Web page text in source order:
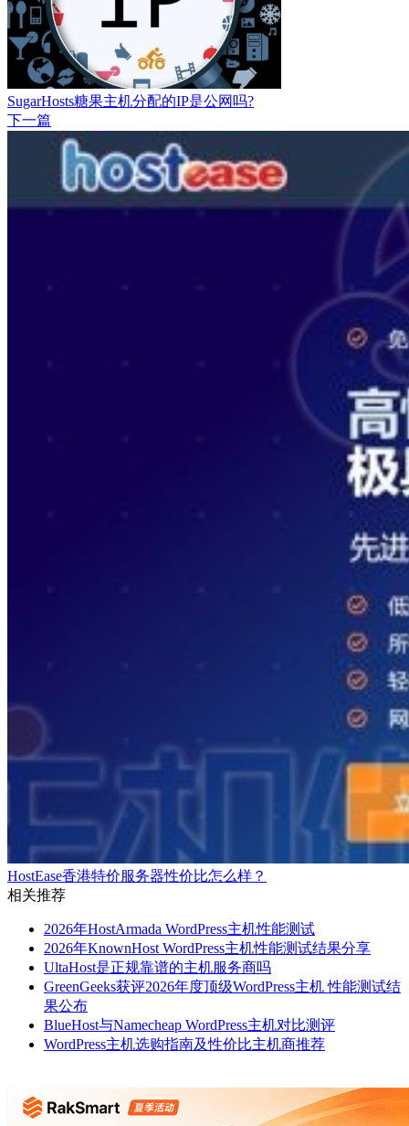
SugarHosts糖果主机分配的IP是公网吗?
下一篇
HostEase香港特价服务器性价比怎么样？
相关推荐
2026年HostArmada WordPress主机性能测试
2026年KnownHost WordPress主机性能测试结果分享
UltaHost是正规靠谱的主机服务商吗
GreenGeeks获评2026年度顶级WordPress主机 性能测试结
果公布
BlueHost与Namecheap WordPress主机对比测评
WordPress主机选购指南及性价比主机商推荐